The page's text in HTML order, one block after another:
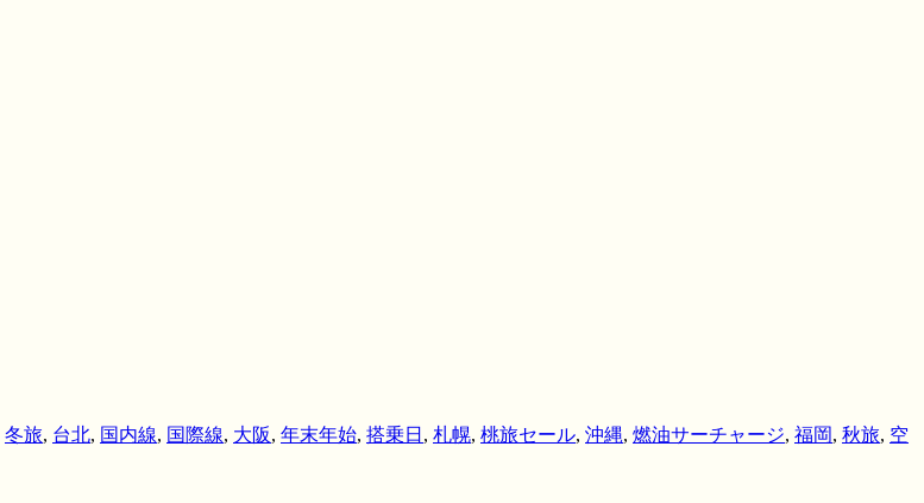
冬旅, 台北, 国内線, 国際線, 大阪, 年末年始, 搭乗日 , 札幌, 桃旅セール, 沖縄, 燃油サーチャージ, 福岡, 秋旅, 空